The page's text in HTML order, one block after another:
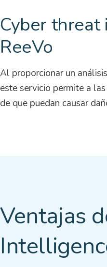
Cyber threat
ReeVo
Al proporcionar un
este servicio permite a
de que puedan causar
Ventajas